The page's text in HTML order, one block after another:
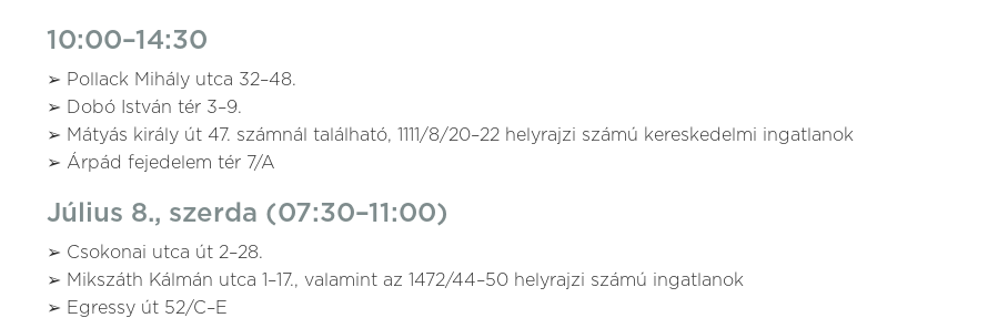
10:00–14:30
➢ Pollack Mihály utca 32–48.
➢ Dobó István tér 3–9.
➢ Mátyás király út 47. számnál található, 1111/8/20–22 helyrajzi számú kereskedelmi ingatlanok
➢ Árpád fejedelem tér 7/A
Július 8., szerda (07:30–11:00)
➢ Csokonai utca út 2–28.
➢ Mikszáth Kálmán utca 1–17., valamint az 1472/44–50 helyrajzi számú ingatlanok
➢ Egressy út 52/C–E